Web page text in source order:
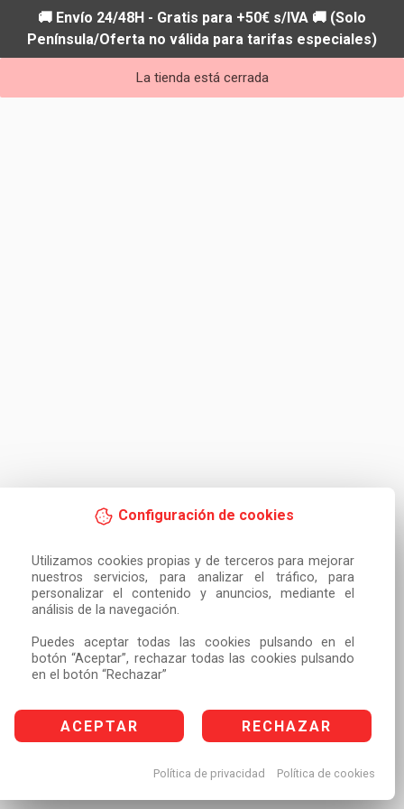
Configuración de cookies
Utilizamos cookies propias y de terceros para mejorar
nuestros servicios, para analizar el tráfico, para
personalizar el contenido y anuncios, mediante el
análisis de la navegación.
Puedes aceptar todas las cookies pulsando en el
botón “Aceptar”, rechazar todas las cookies pulsando
en el botón “Rechazar”
ACEPTAR RECHAZAR
Política de privacidad Política de cookies
🚚 Envío 24/48H - Gratis para +50€ s/IVA 🚚 (Solo
Península/Oferta no válida para tarifas especiales)
La tienda está cerrada